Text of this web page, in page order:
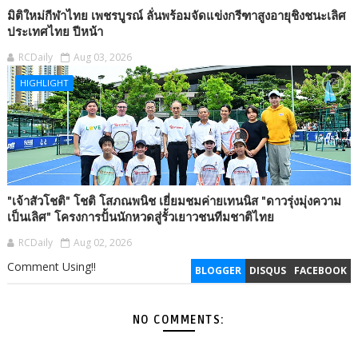
มิติใหม่กีฬาไทย เพชรบูรณ์ ลั่นพร้อมจัดแข่งกรีฑาสูงอายุชิงชนะเลิศ
ประเทศไทย ปีหน้า
RCDaily Aug 03, 2026
HIGHLIGHT
"เจ้าสัวโชติ" โชติ โสภณพนิช เยี่ยมชมค่ายเทนนิส "ดาวรุ่งมุ่งความ
เป็นเลิศ" โครงการปั้นนักหวดสู่รั้วเยาวชนทีมชาติไทย
RCDaily Aug 02, 2026
BLOGGER DISQUS FACEBOOK
Comment Using!!
NO COMMENTS: